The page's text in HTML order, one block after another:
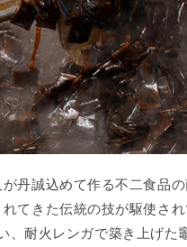
丹誠込めて作る不二食品
てきた伝統の技が駆使さ
、耐火レンガで築き上げた